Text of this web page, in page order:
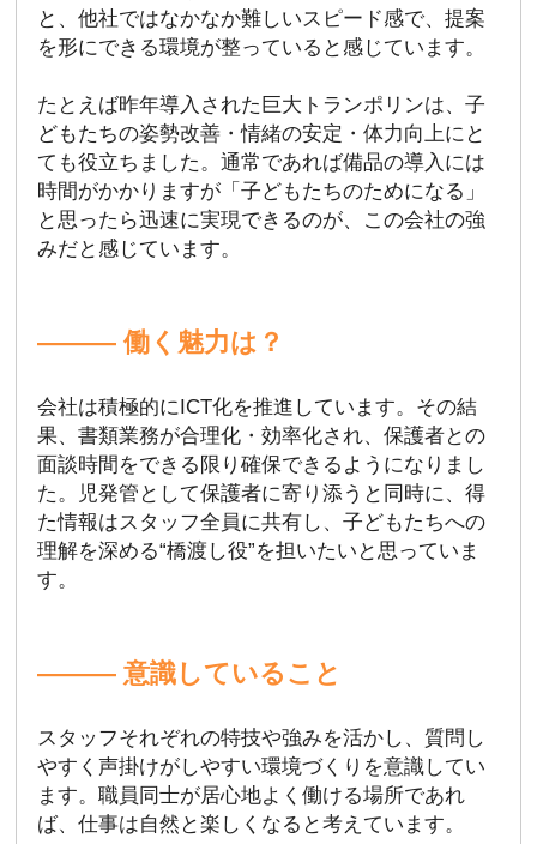
と、他社ではなかなか難しいスピード感で、提案
を形にできる環境が整っていると感じています。
たとえば昨年導入された巨大トランポリンは、子
どもたちの姿勢改善・情緒の安定・体力向上にと
ても役立ちました。通常であれば備品の導入には
時間がかかりますが「子どもたちのためになる」
と思ったら迅速に実現できるのが、この会社の強
みだと感じています。
――― 働く魅力は？
会社は積極的にICT化を推進しています。その結
果、書類業務が合理化・効率化され、保護者との
面談時間をできる限り確保できるようになりまし
た。児発管として保護者に寄り添うと同時に、得
た情報はスタッフ全員に共有し、子どもたちへの
理解を深める“橋渡し役”を担いたいと思っていま
す。
――― 意識していること
スタッフそれぞれの特技や強みを活かし、質問し
やすく声掛けがしやすい環境づくりを意識してい
ます。職員同士が居心地よく働ける場所であれ
ば、仕事は自然と楽しくなると考えています。